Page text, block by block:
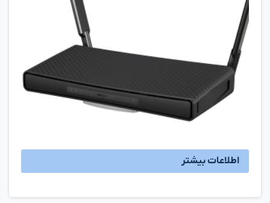
اطلاعات بیشتر